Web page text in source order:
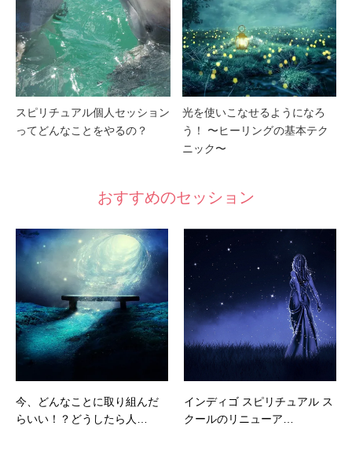
スピリチュアル個人セッション
ってどんなことをやるの？
光を使いこなせるようになろ
う！ 〜ヒーリングの基本テク
ニック〜
おすすめのセッション
今、どんなことに取り組んだ
らいい！？どうしたら人…
インディゴ スピリチュアル ス
クールのリニューア…